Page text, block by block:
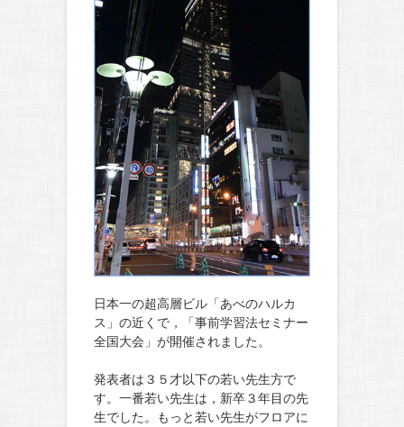
日本一の超高層ビル「あべのハルカ
ス」の近くで，「事前学習法セミナー
全国大会」が開催されました。
発表者は３５才以下の若い先生方で
す。一番若い先生は，新卒３年目の先
生でした。もっと若い先生がフロアに